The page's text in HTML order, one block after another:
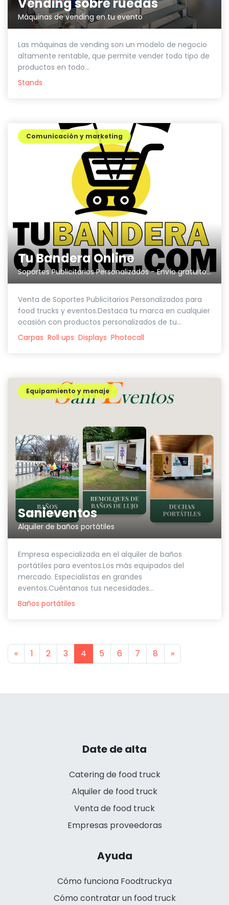
Máquinas de vending en tu evento
Las máquinas de vending son un modelo de negocio
altamente rentable, que permite vender todo tipo de
productos en todo...
Stands
Tu Bandera Online
Soportes Publicitarios Personalizados - Envío gratuito en menos de 72 horas.
Comunicación y marketing
Venta de Soportes Publicitarios Personalizados para
food trucks y eventos.Destaca tu marca en cualquier
ocasión con productos personalizados de tu...
Carpas Roll ups Displays Photocall
Sanieventos
Alquiler de baños portátiles
Equipamiento y menaje
Empresa especializada en el alquiler de baños
portátiles para eventos.Los más equipados del
mercado. Especialistas en grandes
eventos.Cuéntanos tus necesidades...
Baños portátiles
«Previous
1 2 3 4 5 6 7 8 »Next
Date de alta
Catering de food truck
Alquiler de food truck
Venta de food truck
Empresas proveedoras
Ayuda
Cómo funciona Foodtruckya
Cómo contratar un food truck